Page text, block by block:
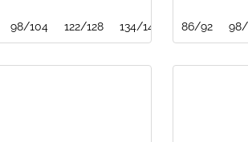
98/104 122/128 134/140 146/152
86/92